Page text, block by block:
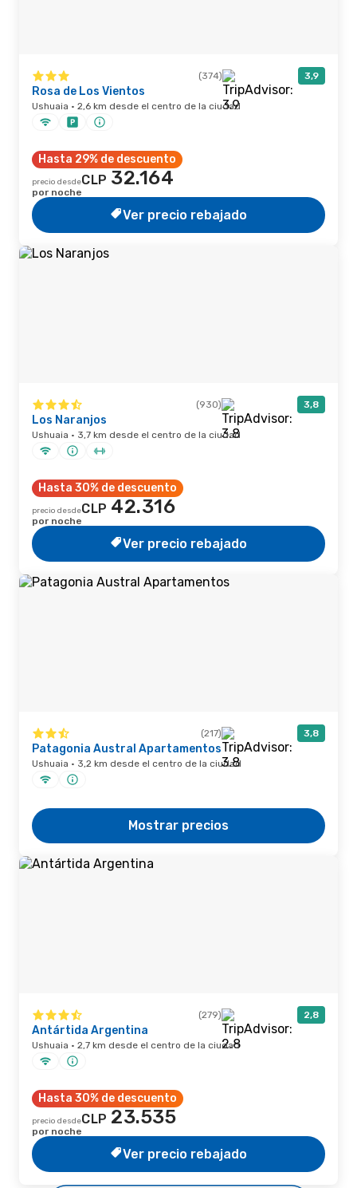
(374) 3,9
Rosa de Los Vientos
Ushuaia · 2,6 km desde el centro de la ciudad
Hasta 29% de descuento
precio desdeCLP 32.164
por noche
Ver precio rebajado
(930) 3,8
Los Naranjos
Ushuaia · 3,7 km desde el centro de la ciudad
Hasta 30% de descuento
precio desdeCLP 42.316
por noche
Ver precio rebajado
(217) 3,8
Patagonia Austral Apartamentos
Ushuaia · 3,2 km desde el centro de la ciudad
Mostrar precios
(279) 2,8
Antártida Argentina
Ushuaia · 2,7 km desde el centro de la ciudad
Hasta 30% de descuento
precio desdeCLP 23.535
por noche
Ver precio rebajado